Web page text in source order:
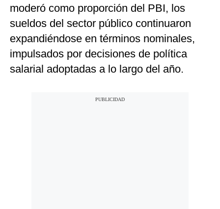
moderó como proporción del PBI, los
sueldos del sector público continuaron
expandiéndose en términos nominales,
impulsados por decisiones de política
salarial adoptadas a lo largo del año.